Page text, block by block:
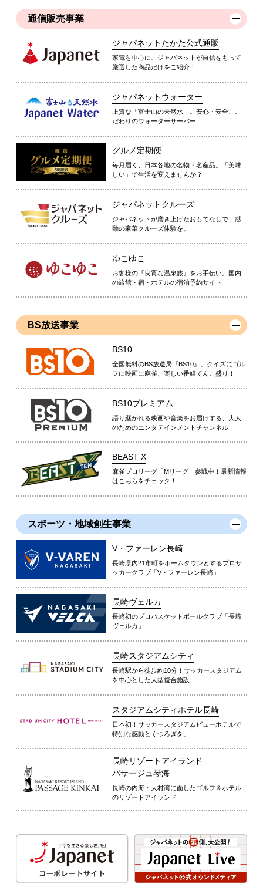
通信販売事業
ジャパネットたかた公式通販
家電を中心に、ジャパネットが自信をもって
厳選した商品だけをご紹介！
ジャパネットウォーター
上質な「富士山の天然水」。安心・安全、こ
だわりのウォーターサーバー
グルメ定期便
毎月届く、日本各地の名物・名産品。「美味
しい」で生活を変えませんか？
ジャパネットクルーズ
ジャパネットが磨き上げたおもてなしで、感
動の豪華クルーズ体験を。
ゆこゆこ
お客様の『良質な温泉旅』をお手伝い。国内
の旅館・宿・ホテルの宿泊予約サイト
BS放送事業
BS10
全国無料のBS放送局『BS10』。クイズにゴル
フに映画に麻雀、楽しい番組てんこ盛り！
BS10プレミアム
語り継がれる映画や音楽をお届けする、大人
のためのエンタテインメントチャンネル
BEAST X
麻雀プロリーグ「Mリーグ」参戦中！最新情報
はこちらをチェック！
スポーツ・地域創生事業
V・ファーレン長崎
長崎県内21市町をホームタウンとするプロサ
ッカークラブ「V・ファーレン長崎」
長崎ヴェルカ
長崎初のプロバスケットボールクラブ「長崎
ヴェルカ」
長崎スタジアムシティ
長崎駅から徒歩約10分！サッカースタジアム
を中心とした大型複合施設
スタジアムシティホテル長崎
日本初！サッカースタジアムビューホテルで
特別な感動とくつろぎを。
長崎リゾートアイランド
パサージュ琴海
長崎の内海・大村湾に面したゴルフ＆ホテル
のリゾートアイランド